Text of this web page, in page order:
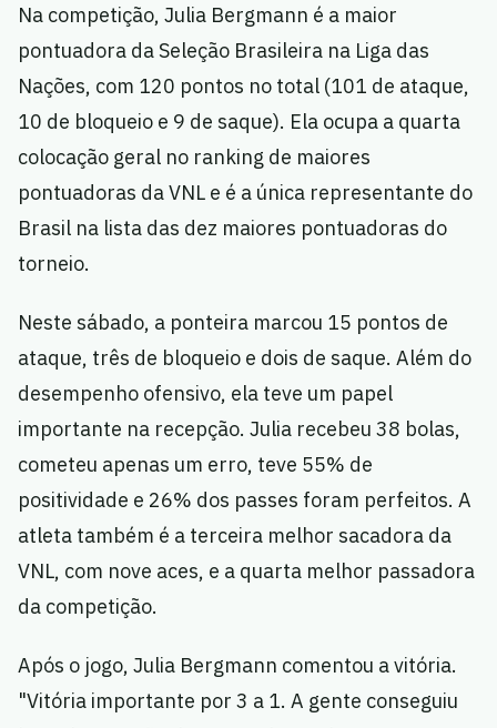
Na competição, Julia Bergmann é a maior
pontuadora da Seleção Brasileira na Liga das
Nações, com 120 pontos no total (101 de ataque,
10 de bloqueio e 9 de saque). Ela ocupa a quarta
colocação geral no ranking de maiores
pontuadoras da VNL e é a única representante do
Brasil na lista das dez maiores pontuadoras do
torneio.
Neste sábado, a ponteira marcou 15 pontos de
ataque, três de bloqueio e dois de saque. Além do
desempenho ofensivo, ela teve um papel
importante na recepção. Julia recebeu 38 bolas,
cometeu apenas um erro, teve 55% de
positividade e 26% dos passes foram perfeitos. A
atleta também é a terceira melhor sacadora da
VNL, com nove aces, e a quarta melhor passadora
da competição.
Após o jogo, Julia Bergmann comentou a vitória.
"Vitória importante por 3 a 1. A gente conseguiu